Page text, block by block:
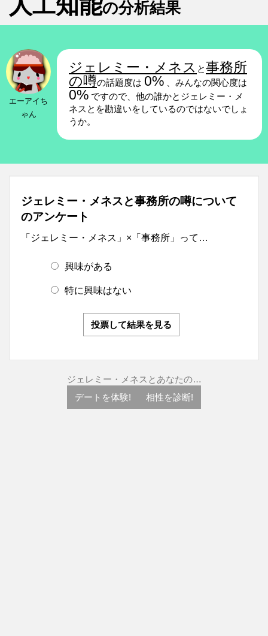
人工知能の分析結果
エーアイち
ゃん
ジェレミー・メネス と事務所
の噂の話題度は 0% 、みんなの関心度は
0% ですので、他の誰かとジェレミー・メ
ネスとを勘違いをしているのではないでしょ
うか。
ジェレミー・メネスと事務所の噂について
のアンケート
「ジェレミー・メネス」×「事務所」って…
興味がある
特に興味はない
投票して結果を見る
ジェレミー・メネスとあなたの…
デートを体験!
相性を診断!